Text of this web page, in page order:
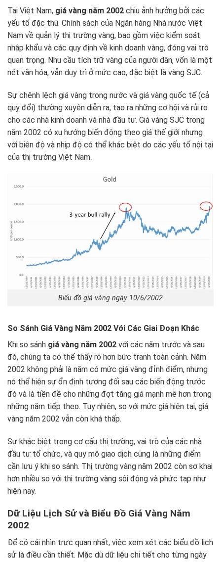
Tại Việt Nam, giá vàng năm 2002 chịu ảnh hưởng bởi các
yếu tố đặc thù. Chính sách của Ngân hàng Nhà nước Việt
Nam về quản lý thị trường vàng, bao gồm việc kiểm soát
nhập khẩu và các quy định về kinh doanh vàng, đóng vai trò
quan trọng. Nhu cầu tích trữ vàng của người dân, vốn là một
nét văn hóa, vẫn duy trì ở mức cao, đặc biệt là vàng SJC.
Sự chênh lệch giá vàng trong nước và giá vàng quốc tế (cả
quy đổi) thường xuyên diễn ra, tạo ra những cơ hội và rủi ro
cho các nhà kinh doanh và nhà đầu tư. Giá vàng SJC trong
năm 2002 có xu hướng biến động theo giá thế giới nhưng
với biên độ và nhịp độ có thể khác biệt do các yếu tố nội tại
của thị trường Việt Nam.
Biểu đồ giá vàng ngày 10/6/2002
So Sánh Giá Vàng Năm 2002 Với Các Giai Đoạn Khác
Khi so sánh giá vàng năm 2002 với các năm trước và sau
đó, chúng ta có thể thấy rõ hơn bức tranh toàn cảnh. Năm
2002 không phải là năm có mức giá vàng đỉnh điểm, nhưng
nó thể hiện sự ổn định tương đối sau các biến động trước
đó và là tiền đề cho những đợt tăng giá mạnh mẽ hơn trong
những năm tiếp theo. Tuy nhiên, so với mức giá hiện tại, giá
vàng năm 2002 vẫn còn khá thấp.
Sự khác biệt trong cơ cấu thị trường, vai trò của các nhà
đầu tư tổ chức, và quy mô giao dịch cũng là những điểm
cần lưu ý khi so sánh. Thị trường vàng năm 2002 còn sơ khai
hơn nhiều so với thị trường vàng sôi động và phức tạp như
hiện nay.
Dữ Liệu Lịch Sử và Biểu Đồ Giá Vàng Năm
2002
Để có cái nhìn trực quan nhất, việc xem xét các biểu đồ lịch
sử là điều cần thiết. Mặc dù dữ liệu chi tiết cho từng ngày